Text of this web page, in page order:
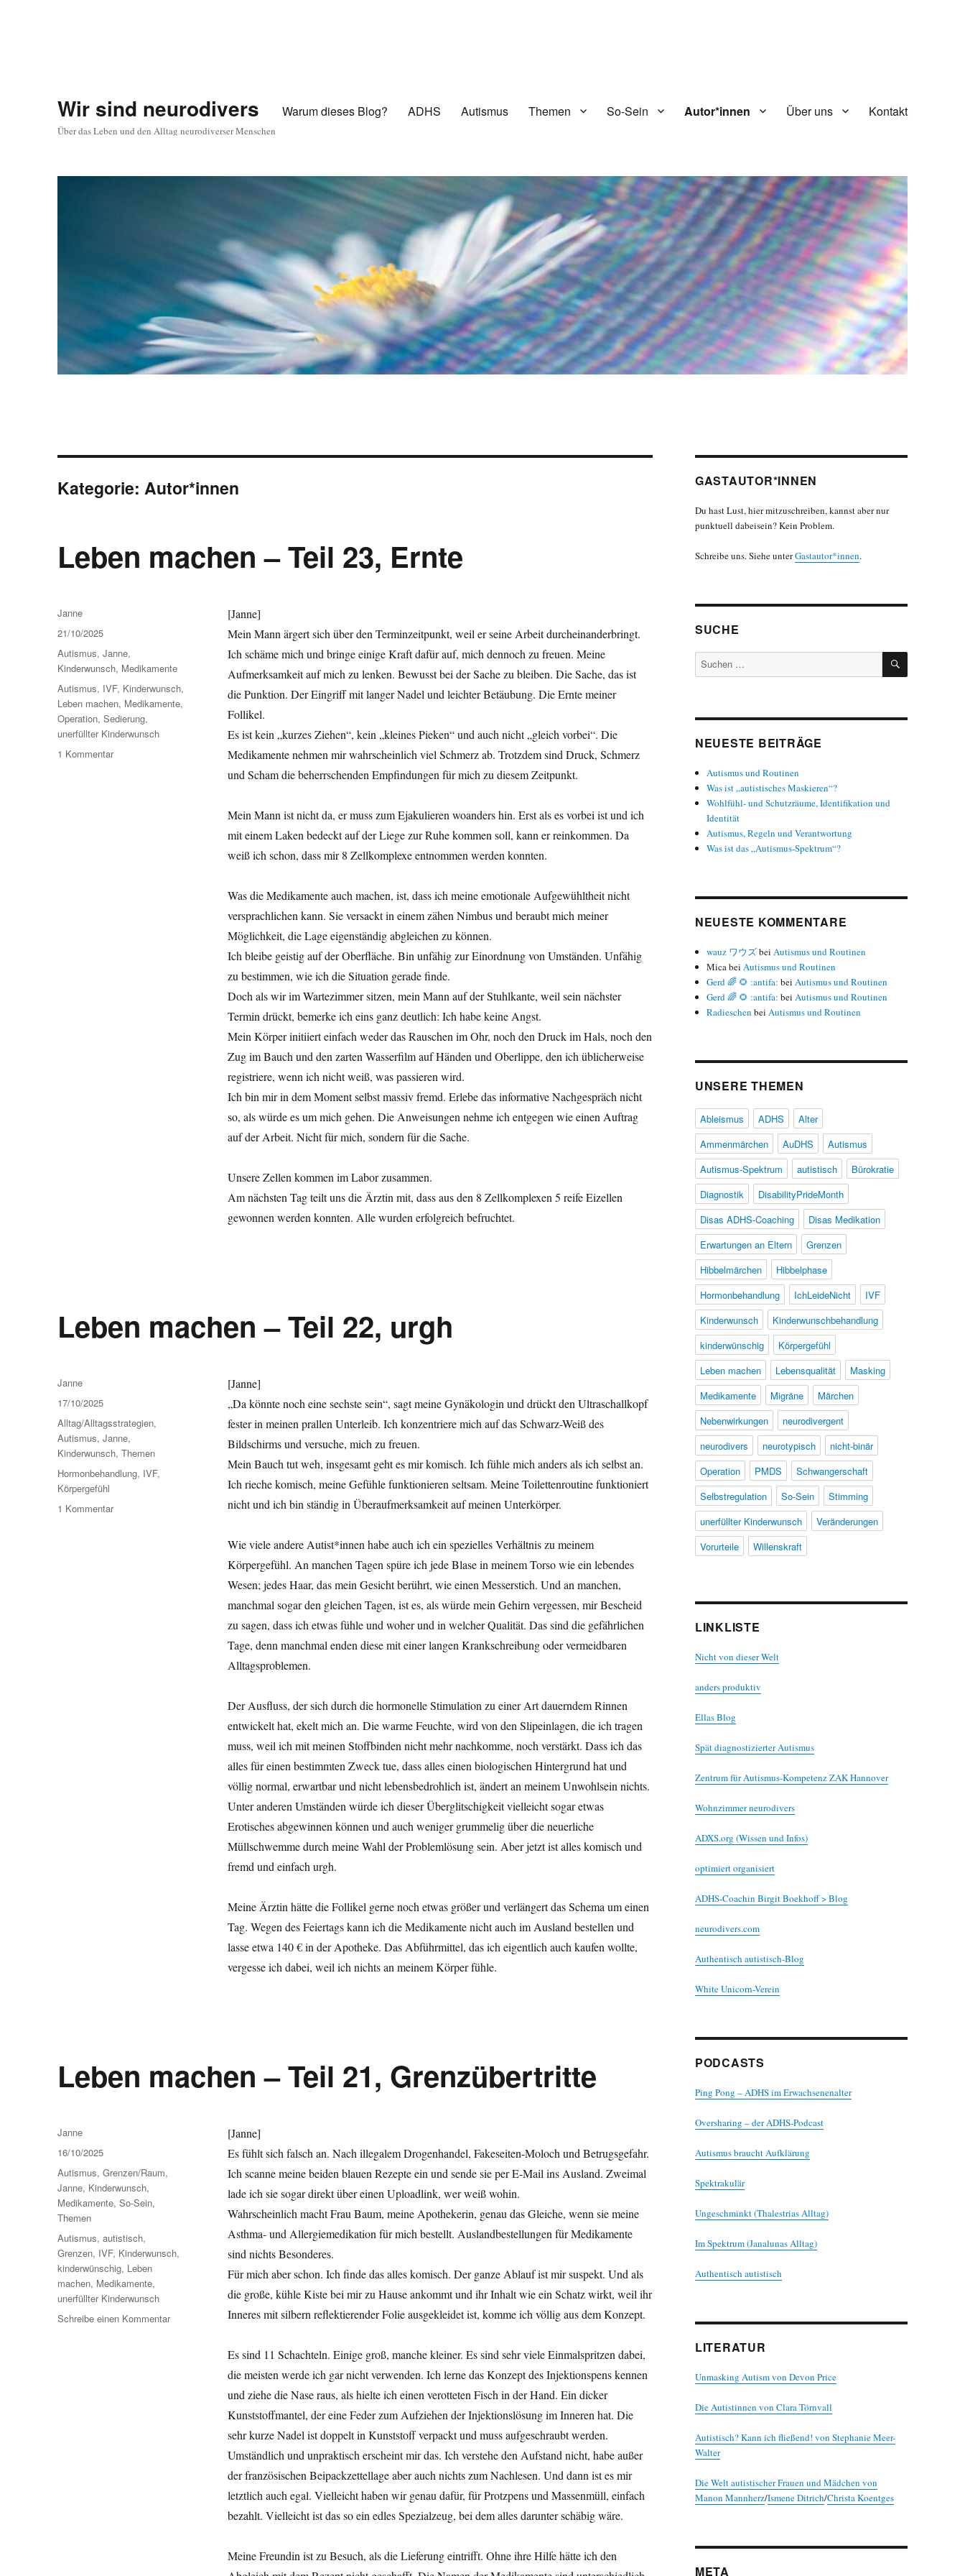
Wir sind neurodivers
Über das Leben und den Alltag neurodiverser Menschen
Warum dieses Blog? ADHS Autismus Themen So-Sein Autor*innen Über uns Kontakt
Kategorie:Autor*innen
Leben machen – Teil 23, Ernte
[Janne]
Mein Mann ärgert sich über den Terminzeitpunkt, weil er seine Arbeit durcheinanderbringt.
Ich schäme mich und bringe einige Kraft dafür auf, mich dennoch zu freuen. Meine
Aufmerksamkeit auf mich zu lenken. Bewusst bei der Sache zu bleiben. Die Sache, das ist
die Punktion. Der Eingriff mit langer Nadel und leichter Betäubung. Die Ernte meiner
Follikel.
Es ist kein „kurzes Ziehen“, kein „kleines Pieken“ und auch nicht „gleich vorbei“. Die
Medikamente nehmen mir wahrscheinlich viel Schmerz ab. Trotzdem sind Druck, Schmerz
und Scham die beherrschenden Empfindungen für mich zu diesem Zeitpunkt.
Mein Mann ist nicht da, er muss zum Ejakulieren woanders hin. Erst als es vorbei ist und ich
mit einem Laken bedeckt auf der Liege zur Ruhe kommen soll, kann er reinkommen. Da
weiß ich schon, dass mir 8 Zellkomplexe entnommen werden konnten.
Was die Medikamente auch machen, ist, dass ich meine emotionale Aufgewühltheit nicht
versprachlichen kann. Sie versackt in einem zähen Nimbus und beraubt mich meiner
Möglichkeit, die Lage eigenständig abgleichen zu können.
Ich bleibe geistig auf der Oberfläche. Bin unfähig zur Einordnung von Umständen. Unfähig
zu bestimmen, wie ich die Situation gerade finde.
Doch als wir im Wartezimmer sitzen, mein Mann auf der Stuhlkante, weil sein nächster
Termin drückt, bemerke ich eins ganz deutlich: Ich habe keine Angst.
Mein Körper initiiert einfach weder das Rauschen im Ohr, noch den Druck im Hals, noch den
Zug im Bauch und den zarten Wasserfilm auf Händen und Oberlippe, den ich üblicherweise
registriere, wenn ich nicht weiß, was passieren wird.
Ich bin mir in dem Moment selbst massiv fremd. Erlebe das informative Nachgespräch nicht
so, als würde es um mich gehen. Die Anweisungen nehme ich entgegen wie einen Auftrag
auf der Arbeit. Nicht für mich, sondern für die Sache.
Unsere Zellen kommen im Labor zusammen.
Am nächsten Tag teilt uns die Ärztin mit, dass aus den 8 Zellkomplexen 5 reife Eizellen
gewonnen werden konnten. Alle wurden erfolgreich befruchtet.
Autor
Janne
Veröffentlicht
am
21/10/2025
Kategorien
Autismus,Janne,
Kinderwunsch, Medikamente
Schlagwörter
Autismus, IVF, Kinderwunsch,
Leben machen, Medikamente,
Operation,Sedierung,
unerfüllter Kinderwunsch
1 Kommentarzu
Leben machen – Teil 22, urgh
[Janne]
„Da könnte noch eine sechste sein“, sagt meine Gynäkologin und drückt den Ultraschallkopf
fester in meinen prallen Unterleib. Ich konzentriere mich auf das Schwarz-Weiß des
Bildschirms und versuche, mich zu freuen.
Mein Bauch tut weh, insgesamt geht es mir komisch. Ich fühle mich anders als ich selbst an.
Ich rieche komisch, meine Gefühle funktionieren seltsam. Meine Toilettenroutine funktioniert
nicht und ich bin ständig in Überaufmerksamkeit auf meinen Unterkörper.
Wie viele andere Autist*innen habe auch ich ein spezielles Verhältnis zu meinem
Körpergefühl. An manchen Tagen spüre ich jede Blase in meinem Torso wie ein lebendes
Wesen; jedes Haar, das mein Gesicht berührt, wie einen Messerstich. Und an manchen,
manchmal sogar den gleichen Tagen, ist es, als würde mein Gehirn vergessen, mir Bescheid
zu sagen, dass ich etwas fühle und woher und in welcher Qualität. Das sind die gefährlichen
Tage, denn manchmal enden diese mit einer langen Krankschreibung oder vermeidbaren
Alltagsproblemen.
Der Ausfluss, der sich durch die hormonelle Stimulation zu einer Art dauerndem Rinnen
entwickelt hat, ekelt mich an. Die warme Feuchte, wird von den Slipeinlagen, die ich tragen
muss, weil ich mit meinen Stoffbinden nicht mehr nachkomme, noch verstärkt. Dass ich das
alles für einen bestimmten Zweck tue, dass alles einen biologischen Hintergrund hat und
völlig normal, erwartbar und nicht lebensbedrohlich ist, ändert an meinem Unwohlsein nichts.
Unter anderen Umständen würde ich dieser Überglitschigkeit vielleicht sogar etwas
Erotisches abgewinnen können und auch weniger grummelig über die neuerliche
Müllschwemme durch meine Wahl der Problemlösung sein. Aber jetzt ist alles komisch und
fremd und einfach urgh.
Meine Ärztin hätte die Follikel gerne noch etwas größer und verlängert das Schema um einen
Tag. Wegen des Feiertags kann ich die Medikamente nicht auch im Ausland bestellen und
lasse etwa 140 € in der Apotheke. Das Abführmittel, das ich eigentlich auch kaufen wollte,
vergesse ich dabei, weil ich nichts an meinem Körper fühle.
Autor
Janne
Veröffentlicht
am
17/10/2025
Kategorien
Alltag/Alltagsstrategien,
Autismus,Janne,
Kinderwunsch,Themen
Schlagwörter
Hormonbehandlung, IVF,
Körpergefühl
1 Kommentarzu
Leben machen – Teil 21, Grenzübertritte
[Janne]
Es fühlt sich falsch an. Nach illegalem Drogenhandel, Fakeseiten-Moloch und Betrugsgefahr.
Ich scanne meine beiden blauen Rezepte ein und sende sie per E-Mail ins Ausland. Zweimal
lade ich sie sogar direkt über einen Uploadlink, wer weiß wohin.
Wahrscheinlich macht Frau Baum, meine Apothekerin, genau das Gleiche, wenn sie meine
Asthma- und Allergiemedikation für mich bestellt. Auslandbestellungen für Medikamente
sind nichts Besonderes.
Für mich aber schon. Ich finde das alles komisch. Der ganze Ablauf ist mir suspekt. Und als
die große, kühle Kiste bei mir zu Hause ankommt und ihr Inhalt wie ein Schatz wirkt, weil ihr
Inneres mit silbern reflektierender Folie ausgekleidet ist, komme ich völlig aus dem Konzept.
Es sind 11 Schachteln. Einige groß, manche kleiner. Es sind sehr viele Einmalspritzen dabei,
die meisten werde ich gar nicht verwenden. Ich lerne das Konzept des Injektionspens kennen
und ziehe die Nase raus, als hielte ich einen verotteten Fisch in der Hand. Ein dicker
Kunststoffmantel, der eine Feder zum Aufziehen der Injektionslösung im Inneren hat. Die
sehr kurze Nadel ist doppelt in Kunststoff verpackt und muss aufgeschraubt werden.
Umständlich und unpraktisch erscheint mir das. Ich verstehe den Aufstand nicht, habe außer
der französischen Beipackzettellage aber auch nichts zum Nachlesen. Und dann ist es mir
letztlich auch egal. Vielleicht haben wir genau dafür, für Protzpens und Massenmüll, einfach
bezahlt. Vielleicht ist das so ein edles Spezialzeug, bei dem alles darunter schäbig wäre.
Meine Freundin ist zu Besuch, als die Lieferung eintrifft. Ohne ihre Hilfe hätte ich den
Autor
Janne
Veröffentlicht
am
16/10/2025
Kategorien
Autismus,Grenzen/Raum,
Janne, Kinderwunsch,
Medikamente,So-Sein,
Themen
Schlagwörter
Autismus,autistisch,
Grenzen, IVF, Kinderwunsch,
kinderwünschig, Leben
machen, Medikamente,
unerfüllter Kinderwunsch
Schreibe einen Kommentarzu
Grenzübertritte
GASTAUTOR*INNEN
Du hast Lust, hier mitzuschreiben, kannst aber nur
punktuell dabeisein? Kein Problem.
Schreibe uns. Siehe unterGastautor*innen.
SUCHE
Suchen
nach:
SUCHEN
NEUESTE BEITRÄGE
Autismus und Routinen
Was ist „autistisches Maskieren“?
Wohlfühl- und Schutzräume, Identifikation und
Identität
Autismus, Regeln und Verantwortung
Was ist das „Autismus-Spektrum“?
NEUESTE KOMMENTARE
wauz ワウズbeiAutismus und Routinen
MicabeiAutismus und Routinen
Gerd 🌈 🌻 :antifa: beiAutismus und Routinen
Gerd 🌈 🌻 :antifa: beiAutismus und Routinen
Radieschen beiAutismus und Routinen
UNSERE THEMEN
Ableismus ADHS
Alter
Ammenmärchen
AuDHS
Autismus
Autismus-Spektrum
autistisch
Bürokratie
Diagnostik
DisabilityPrideMonth
Disas ADHS-Coaching
Disas Medikation
Erwartungen an Eltern
Grenzen
Hibbelmärchen
Hibbelphase
Hormonbehandlung
IchLeideNicht
IVF
Kinderwunsch
Kinderwunschbehandlung
kinderwünschig
Körpergefühl
Leben machen
Lebensqualität
Masking
Medikamente
Migräne
Märchen
Nebenwirkungen
neurodivergent
neurodivers
neurotypisch
nicht-binär
Operation
PMDS
Schwangerschaft
Selbstregulation
So-Sein
Stimming
unerfüllter Kinderwunsch
Veränderungen
Vorurteile
Willenskraft
LINKLISTE
Nicht von dieser Welt
anders produktiv
Ellas Blog
Spät diagnostizierter Autismus
Zentrum für Autismus-Kompetenz ZAK Hannover
Wohnzimmer neurodivers
ADXS.org (Wissen und Infos)
optimiert organisiert
ADHS-Coachin Birgit Boekhoff > Blog
neurodivers.com
Authentisch autistisch-Blog
White Unicorn-Verein
PODCASTS
Ping Pong – ADHS im Erwachsenenalter
Oversharing – der ADHS-Podcast
Autismus braucht Aufklärung
Spektrakulär
Ungeschminkt (Thalestrias Alltag)
Im Spektrum (Janalunas Alltag)
Authentisch autistisch
LITERATUR
Unmasking Autism von Devon Price
Die Autistinnen von Clara Törnvall
Autistisch? Kann ich fließend! von Stephanie Meer-
Walter
Die Welt autistischer Frauen und Mädchen von
Manon Mannherz/Ismene Ditrich/Christa Koentges
META